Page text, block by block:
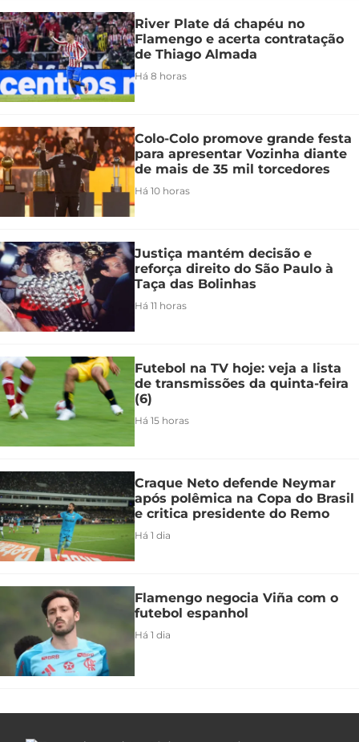
River Plate dá chapéu no
Flamengo e acerta contratação
de Thiago Almada
Há 8 horas
Colo-Colo promove grande festa
para apresentar Vozinha diante
de mais de 35 mil torcedores
Há 10 horas
Justiça mantém decisão e
reforça direito do São Paulo à
Taça das Bolinhas
Há 11 horas
Futebol na TV hoje: veja a lista
de transmissões da quinta-feira
(6)
Há 15 horas
Craque Neto defende Neymar
após polêmica na Copa do Brasil
e critica presidente do Remo
Há 1 dia
Flamengo negocia Viña com o
futebol espanhol
Há 1 dia